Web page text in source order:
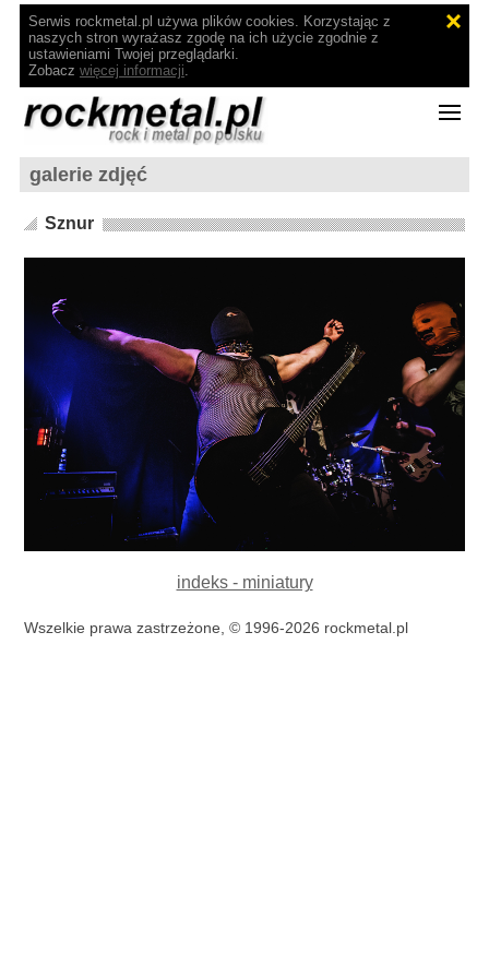
Serwis rockmetal.pl używa plików cookies. Korzystając z
naszych stron wyrażasz zgodę na ich użycie zgodnie z
ustawieniami Twojej przeglądarki.
Zobacz więcej informacji.
galerie zdjęć
Sznur
indeks - miniatury
Wszelkie prawa zastrzeżone, © 1996-2026 rockmetal.pl